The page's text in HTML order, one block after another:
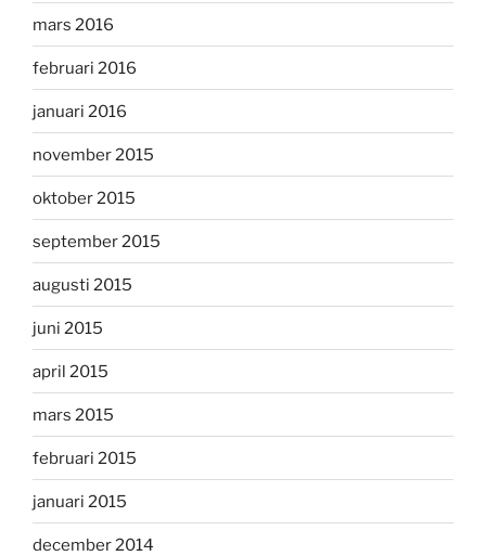
mars 2016
februari 2016
januari 2016
november 2015
oktober 2015
september 2015
augusti 2015
juni 2015
april 2015
mars 2015
februari 2015
januari 2015
december 2014